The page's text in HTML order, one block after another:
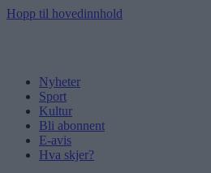
Hopp til hovedinnhold
Nyheter
Sport
Kultur
Bli abonnent
E-avis
Hva skjer?